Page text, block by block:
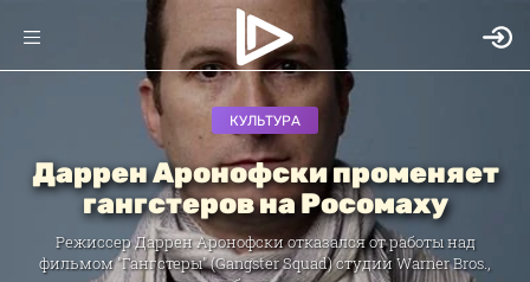
КУЛЬТУРА
Даррен Аронофски променяет
гангстеров на Росомаху
Режиссер Даррен Аронофски отказался от работы над
фильмом "Гангстеры" (Gangster Squad) студии Warner Bros.,